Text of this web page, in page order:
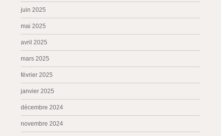
juin 2025
mai 2025
avril 2025
mars 2025
février 2025
janvier 2025
décembre 2024
novembre 2024